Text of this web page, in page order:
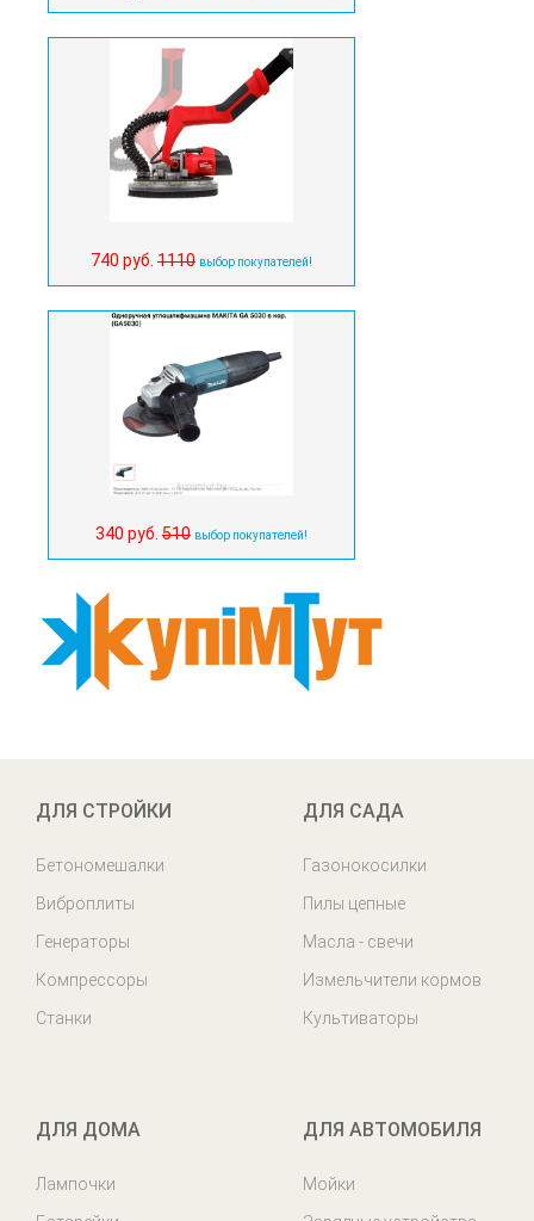
740 руб. 1110 выбор покупателей!
340 руб. 510 выбор покупателей!
ДЛЯ СТРОЙКИ
Бетономешалки
Виброплиты
Генераторы
Компрессоры
Станки
ДЛЯ САДА
Газонокосилки
Пилы цепные
Масла - свечи
Измельчители кормов
Культиваторы
ДЛЯ ДОМА
Лампочки
ДЛЯ АВТОМОБИЛЯ
Мойки